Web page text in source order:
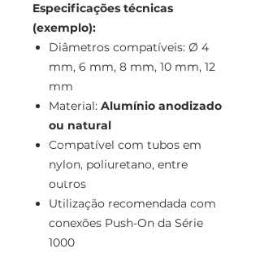
Especificações técnicas
(exemplo):
Diâmetros compatíveis: Ø 4
mm, 6 mm, 8 mm, 10 mm, 12
mm
Material: Alumínio anodizado
ou natural
Compatível com tubos em
nylon, poliuretano, entre
outros
Utilização recomendada com
conexões Push-On da Série
1000